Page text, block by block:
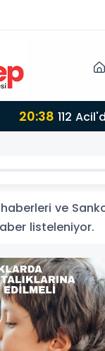
ve
listeleniyor.